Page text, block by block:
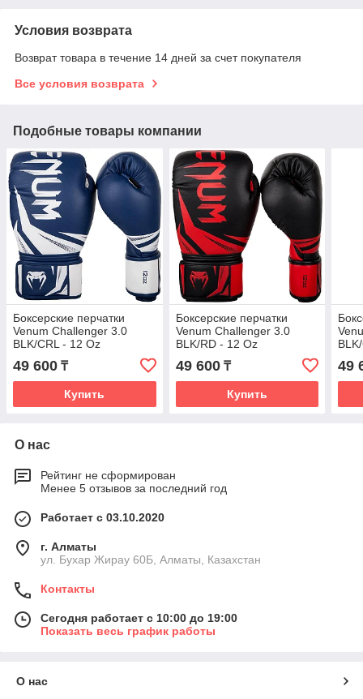
Условия возврата
Возврат товара в течение 14 дней за счет покупателя
Все условия возврата
Подобные товары компании
Боксерские перчатки
Venum Challenger 3.0
BLK/CRL - 12 Oz
49 600 ₸
Купить
Боксерские перчатки
Venum Challenger 3.0
BLK/RD - 12 Oz
49 600₸
Купить
49
О нас
Рейтинг не сформирован
Менее 5 отзывов за последний год
Работает с 03.10.2020
г. Алматы
ул. Бухар Жирау 60Б, Алматы, Казахстан
Контакты
Сегодня работает с 10:00 до 19:00
Показать весь график работы
О нас